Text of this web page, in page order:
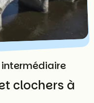
intermédiaire
clochers à